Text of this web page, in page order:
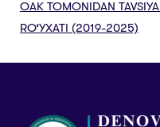
OAK TOMONIDAN
RO‘YXATI (2019-2025)